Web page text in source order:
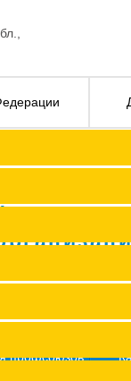
профсоюзов